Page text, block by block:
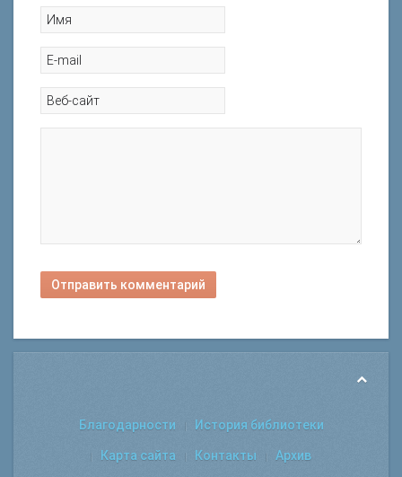
Отправить комментарий
Благодарности История библиотеки
Карта сайта Контакты Архив